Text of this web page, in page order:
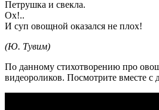
Петрушка и свекла.
Ох!..
И суп овощной оказался не плох!
(Ю. Тувим)
По данному стихотворению про
видеороликов. Посмотрите вместе с